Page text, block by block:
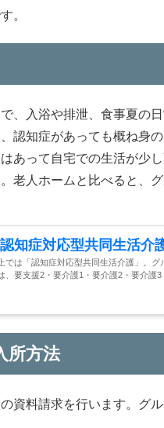
。
、入浴や排泄、食事夏の
認知症があっても概ね身
あって自宅での生活が少
老人ホームと比べると、
知症対応型共同生活介
では「認知症対応型共同生活介護」。
、要支援2・要介護1・要介護2・要介
所方法
資料請求を行います。グ